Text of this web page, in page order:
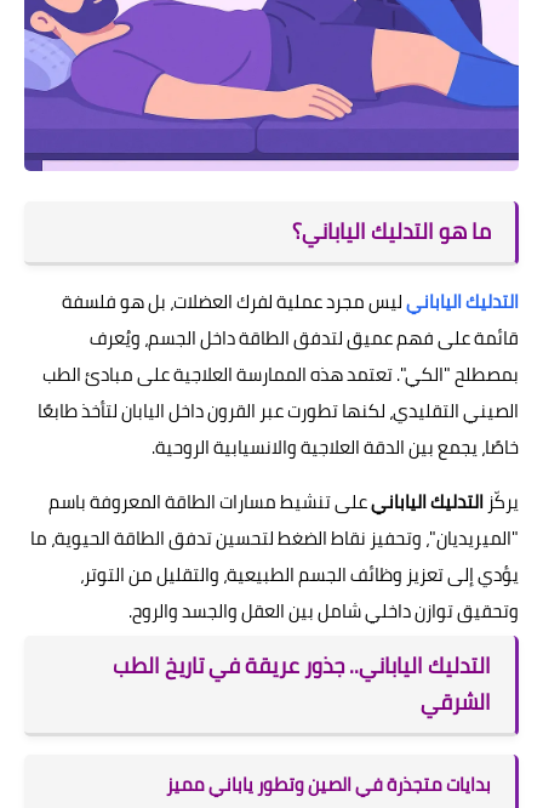
ما هو التدليك الياباني؟
التدليك اليابانيليس مجرد عملية لفرك العضلات، بل هو فلسفة
قائمة على فهم عميق لتدفق الطاقة داخل الجسم، ويُعرف
بمصطلح "الكي". تعتمد هذه الممارسة العلاجية على مبادئ الطب
الصيني التقليدي، لكنها تطورت عبر القرون داخل اليابان لتأخذ طابعًا
خاصًا، يجمع بين الدقة العلاجية والانسيابية الروحية.
يركّزالتدليك اليابانيعلى تنشيط مسارات الطاقة المعروفة باسم
"الميريديان"، وتحفيز نقاط الضغط لتحسين تدفق الطاقة الحيوية، ما
يؤدي إلى تعزيز وظائف الجسم الطبيعية، والتقليل من التوتر،
وتحقيق توازن داخلي شامل بين العقل والجسد والروح.
التدليك الياباني.. جذور عريقة في تاريخ الطب
الشرقي
بدايات متجذرة في الصين وتطور ياباني مميز